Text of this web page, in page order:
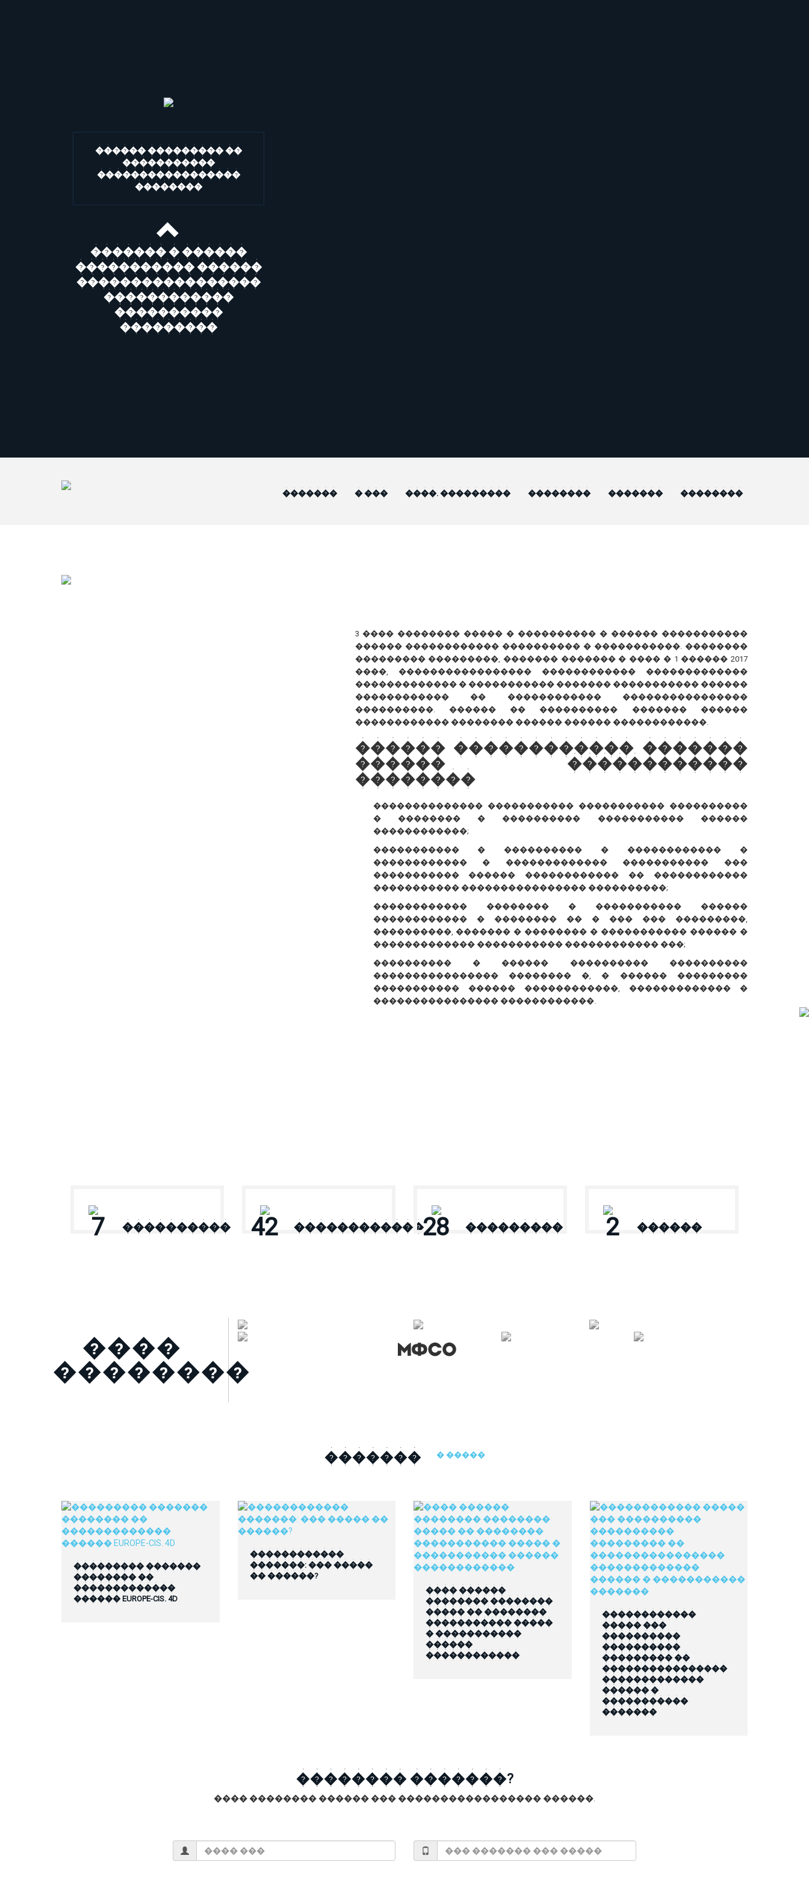
������ ��������� ��
�����������
�����������������
��������
������� � ������
����������� ������
�����������������
������������
����������
���������
������� � ��� ����. ��������� �������� ������� ��������
3 ���� �������� ����� � ���������� � ������ �����������
������ ������������ ���������� � �����������. ��������
��������� ���������, ������� ������� � ���� � 1 ������ 2017
����, ����������������� ������������ �������������
������������� � ����������� ������� ����������� ������
������������ �� ������������ ����������������
����������. ������ �� ���������� ������� ������
������������ �������� ������ ������ ������������.
������ ������������ �������
������ ������������
��������
�������������� ����������� ����������� ����������
� �������� � ���������� ����������� ������
������������;
����������� � ���������� � ������������ �
������������ � ������������� ����������� ���
����������� ������ ������������ �� ������������
����������� ���������������� ����������;
������������ �������� � ����������� ������
������������ � �������� �� � ��� ��� ���������,
����������, ������� � �������� � ����������� ������ �
������������� ����������� ������������ ���;
���������� � ������ ���������� ����������
���������������� �������� �, � ������ ���������
����������� ������ ������������, ������������� �
���������������� ������������.
7 ���������� 42 ������������28 ��������� 2 ������
����
��������
������� � �����
��������� �������
�������� ��
�������������
������ EUROPE-CIS. 4D
������������
�������: ��� �����
�� ������?
���� ������
�������� ��������
����� �� ��������
����������� �����
� �����������
������
������������
������������
����� ���
����������
����������
��������� ��
����������������
�������������
������ �
�����������
�������
�������� �������?
���� �������� ������ ��� ����������������� ������.